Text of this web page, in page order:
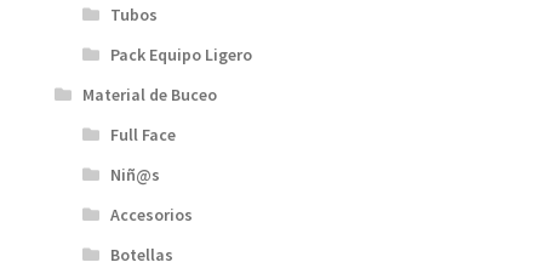
Tubos
Pack Equipo Ligero
Material de Buceo
Full Face
Niñ@s
Accesorios
Botellas